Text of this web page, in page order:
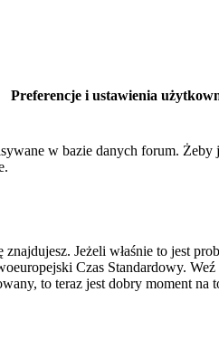
Preferencje i ustawienia
w bazie danych forum.
Jeżeli właśnie to jest
Czas Standardowy.
to teraz jest dobry moment na